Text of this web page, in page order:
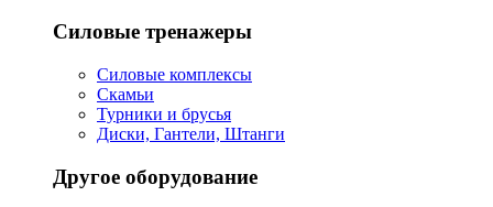
Силовые тренажеры
Силовые комплексы
Скамьи
Турники и брусья
Диски, Гантели, Штанги
Другое оборудование